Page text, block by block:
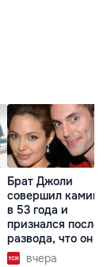
Брат Джоли
совершил
в 53 года и
признался после
развода, что он
вчера